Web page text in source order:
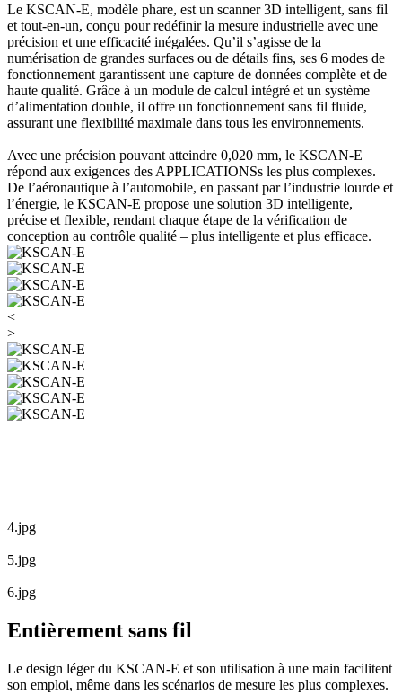
Le KSCAN-E, modèle phare, est un scanner 3D intelligent, sans fil
et tout-en-un, conçu pour redéfinir la mesure industrielle avec une
précision et une efficacité inégalées. Qu’il s’agisse de la
numérisation de grandes surfaces ou de détails fins, ses 6 modes de
fonctionnement garantissent une capture de données complète et de
haute qualité. Grâce à un module de calcul intégré et un système
d’alimentation double, il offre un fonctionnement sans fil fluide,
assurant une flexibilité maximale dans tous les environnements.
Avec une précision pouvant atteindre 0,020 mm, le KSCAN-E
répond aux exigences des APPLICATIONSs les plus complexes.
De l’aéronautique à l’automobile, en passant par l’industrie lourde et
l’énergie, le KSCAN-E propose une solution 3D intelligente,
précise et flexible, rendant chaque étape de la vérification de
conception au contrôle qualité – plus intelligente et plus efficace.
<
>
4.jpg
5.jpg
6.jpg
Entièrement sans fil
Le design léger du KSCAN-E et son utilisation à une main facilitent
son emploi, même dans les scénarios de mesure les plus complexes.